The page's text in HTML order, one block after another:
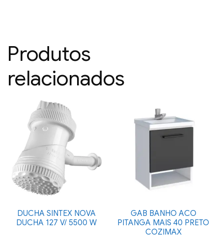
Produtos
relacionados
DUCHA SINTEX NOVA
DUCHA 127 V/ 5500 W
GAB BANHO ACO
PITANGA MAIS 40 PRETO
COZIMAX